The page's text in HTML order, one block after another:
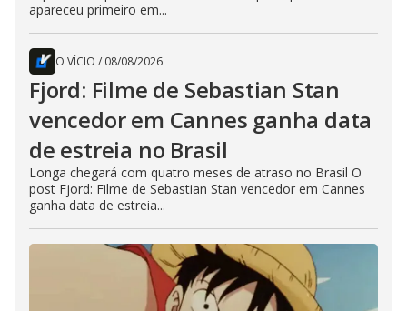
apareceu primeiro em...
O VÍCIO / 08/08/2026
Fjord: Filme de Sebastian Stan
vencedor em Cannes ganha data
de estreia no Brasil
Longa chegará com quatro meses de atraso no Brasil O
post Fjord: Filme de Sebastian Stan vencedor em Cannes
ganha data de estreia...